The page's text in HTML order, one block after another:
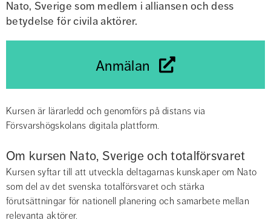
Nato, Sverige som medlem i alliansen och dess
betydelse för civila aktörer.
Anmälan
Kursen är lärarledd och genomförs på distans via
Försvarshögskolans digitala plattform.
Om kursen Nato, Sverige och totalförsvaret
Kursen syftar till att utveckla deltagarnas kunskaper om Nato
som del av det svenska totalförsvaret och stärka
förutsättningar för nationell planering och samarbete mellan
relevanta aktörer.